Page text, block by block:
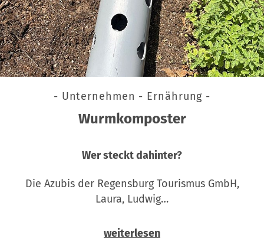
- Unternehmen - Ernährung -
Wurmkomposter
Wer steckt dahinter?
Die Azubis der Regensburg Tourismus GmbH,
Laura, Ludwig…
weiterlesen